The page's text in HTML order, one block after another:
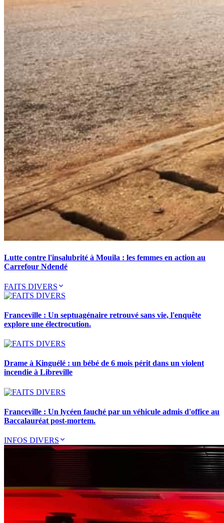
Lutte contre l'insalubrité à Mouila : les femmes en action au
Carrefour Ndendé
FAITS DIVERS
Franceville : Un septuagénaire retrouvé sans vie, l'enquête
explore une électrocution.
Drame à Kinguélé : un bébé de 6 mois périt dans un violent
incendie à Libreville
Franceville : Un lycéen fauché par un véhicule admis d'office au
Baccalauréat post-mortem.
INFOS DIVERS